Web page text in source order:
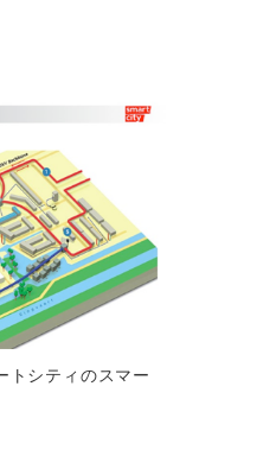
トシティのスマー